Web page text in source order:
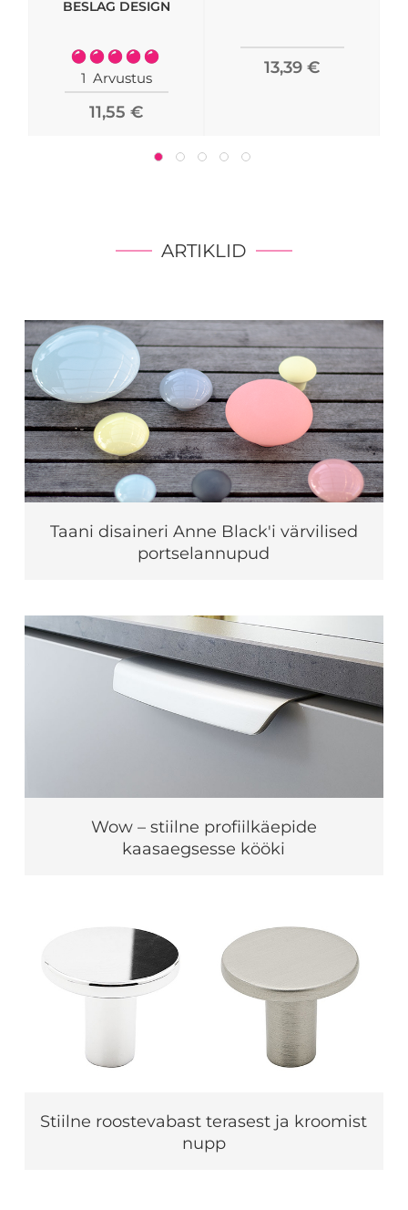
BESLAG DESIGN
Rating:
100%
1 Arvustus
11,55 €
13,39 €
ARTIKLID
Taani disaineri Anne Black'i värvilised
portselannupud
Wow – stiilne profiilkäepide
kaasaegsesse kööki
Stiilne roostevabast terasest ja kroomist
nupp